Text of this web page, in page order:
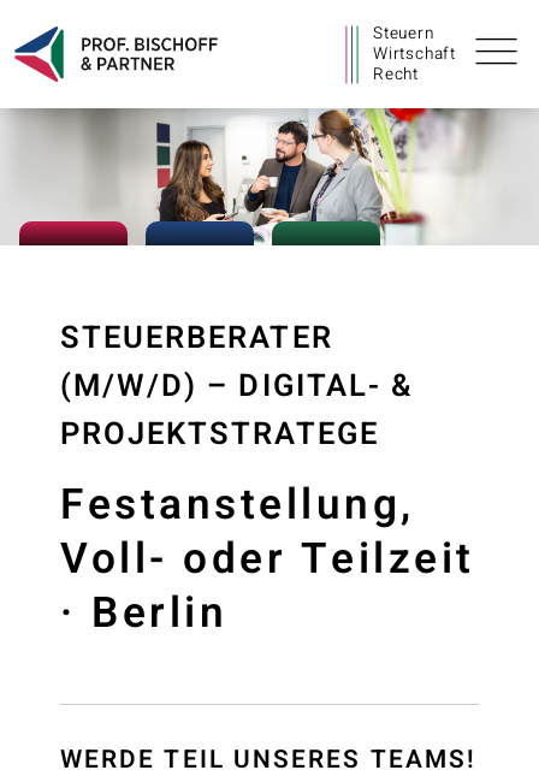
Steuern
Wirtschaft
Recht
STEUERBERATER
(M/W/D) – DIGITAL- &
PROJEKTSTRATEGE
Festanstellung,
Voll- oder Teilzeit
· Berlin
WERDE TEIL UNSERES TEAMS!